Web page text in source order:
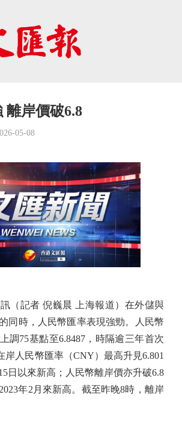
離岸價破6.8
05-08
記者 倪巍晨 上海報道）在外儲與
同時，人民幣匯率表現強勁。人民幣
調75基點至6.8487，時隔逾三年首次
岸人民幣匯率（CNY）最高升見6.801
日以來新高；人民幣離岸價亦升破6.8
年2月來新高。截至昨晚8時，離岸